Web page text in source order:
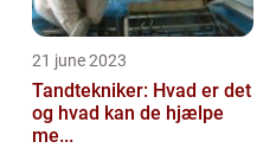
21 june 2023
Tandtekniker: Hvad er det
og hvad kan de hjælpe
me...